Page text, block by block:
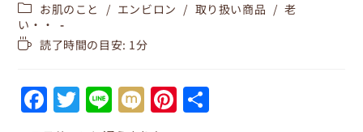
お肌のこと
/ エンビロン / 取り扱い商品 / 老
い・・
読了時間の目安: 1分
F T Li M Pi